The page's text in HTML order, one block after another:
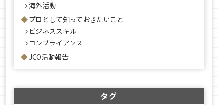
海外活動
プロとして知っておきたいこと
ビジネススキル
コンプライアンス
JCO活動報告
タグ